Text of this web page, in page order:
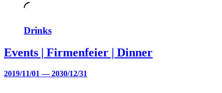
Drinks
Events | Firmenfeier | Dinner
2019/11/01 —2030/12/31